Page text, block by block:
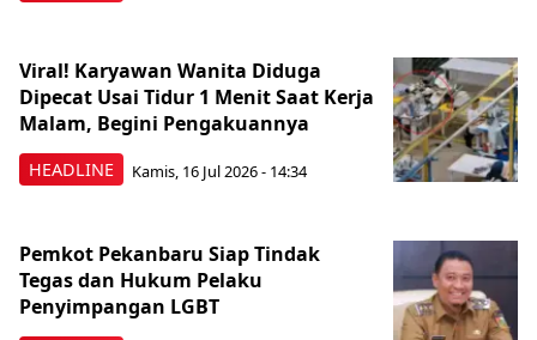
HEADLINE
Viral! Karyawan Wanita Diduga
Dipecat Usai Tidur 1 Menit Saat Kerja
Malam, Begini Pengakuannya
Kamis, 16 Jul 2026 - 14:34
Pemkot Pekanbaru Siap Tindak
Tegas dan Hukum Pelaku
Penyimpangan LGBT